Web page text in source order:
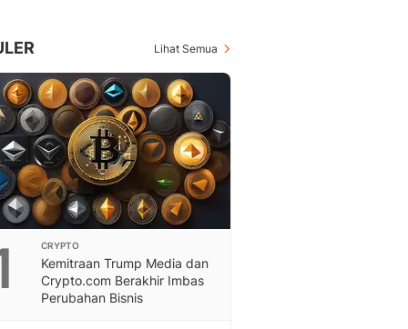
Lihat Semua
CRYPTO
Kemitraan Trump Media dan
Crypto.com Berakhir Imbas
Perubahan Bisnis